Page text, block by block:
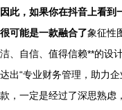
因此，如果你在抖音上看
很可能是一款融合了象征性
洁、自信、值得信赖**的设
达出“专业财务管理，助力
款，一定是经过了深思熟虑